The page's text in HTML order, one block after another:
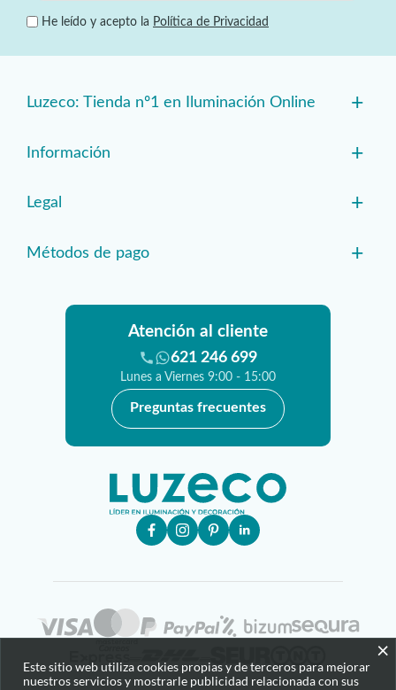
He leído y acepto la Política de Privacidad
Luzeco: Tienda nº1 en Iluminación Online +
Información +
Legal +
Métodos de pago +
Atención al cliente
621 246 699
Lunes a Viernes 9:00 - 15:00
Preguntas frecuentes
×
Este sitio web utiliza cookies propias y de terceros para mejorar
nuestros servicios y mostrarle publicidad relacionada con sus